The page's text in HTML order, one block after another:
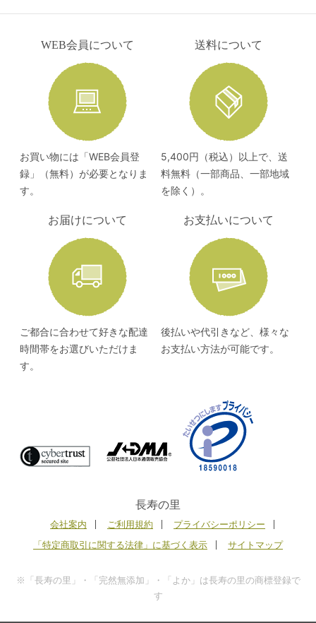
WEB会員について
お買い物には「WEB会員登
録」（無料）が必要となりま
す。
送料について
5,400円（税込）以上で、送
料無料（一部商品、一部地域
を除く）。
お届けについて
ご都合に合わせて好きな配達
時間帯をお選びいただけま
す。
お支払いについて
後払いや代引きなど、様々な
お支払い方法が可能です。
長寿の里
会社案内 ご利用規約
プライバシーポリシー
「特定商取引に関する法律」に基づく表示
サイトマップ
※「長寿の里」・「完然無添加」・「よか」は長寿の里の商標登録で
す